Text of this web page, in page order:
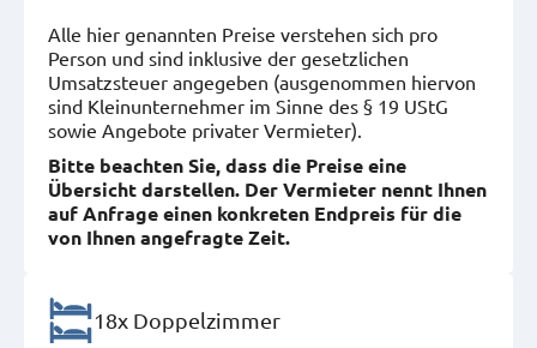
Alle hier genannten Preise verstehen sich pro
Person und sind inklusive der gesetzlichen
Umsatzsteuer angegeben (ausgenommen hiervon
sind Kleinunternehmer im Sinne des § 19 UStG
sowie Angebote privater Vermieter).
Bitte beachten Sie, dass die Preise eine
Übersicht darstellen. Der Vermieter nennt Ihnen
auf Anfrage einen konkreten Endpreis für die
von Ihnen angefragte Zeit.
18x Doppelzimmer